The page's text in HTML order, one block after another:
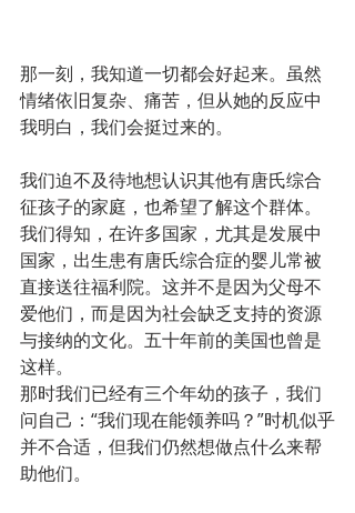
那一刻，我知道一切都会好起来。虽然
情绪依旧复杂、痛苦，但从她的反应中
我明白，我们会挺过来的。
我们迫不及待地想认识其他有唐氏综合
征孩子的家庭，也希望了解这个群体。
我们得知，在许多国家，尤其是发展中
国家，出生患有唐氏综合症的婴儿常被
直接送往福利院。这并不是因为父母不
爱他们，而是因为社会缺乏支持的资源
与接纳的文化。五十年前的美国也曾是
这样。
那时我们已经有三个年幼的孩子，我们
问自己：“我们现在能领养吗？”时机似乎
并不合适，但我们仍然想做点什么来帮
助他们。